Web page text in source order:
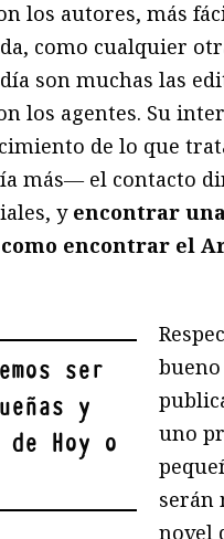
los autores, más
como cualquier
son muchas las
los agentes. Su
de lo que
más― el contacto
y encontrar
encontrar el
ser
y
Hoy o
uno
serán
novel